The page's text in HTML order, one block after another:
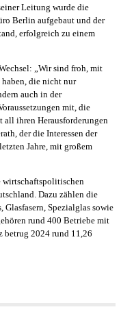
Leitung wurde die
Berlin aufgebaut und der
erfolgreich zu einem
„Wir sind froh, mit
die nicht nur
auch in der
mit, die
all ihren Herausforderungen
der die Interessen der
Jahre, mit großem
wirtschaftspolitischen
Dazu zählen die
Glasfasern, Spezialglas sowie
rund 400 Betriebe mit
betrug 2024 rund 11,26